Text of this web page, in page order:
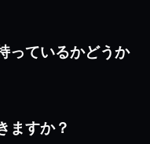
っているかどうか
ますか？